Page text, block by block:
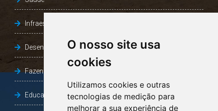
O nosso site usa
cookies
Utilizamos cookies e outras
tecnologias de medição para
melhorar a sua experiência de
Infraestrutura, Agricultura e Meio Ambiente
Desenvolvimento Social
Fazenda e Desenvolvimento Econômico
Educação